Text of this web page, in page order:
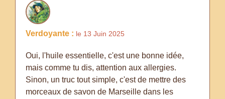
Verdoyante : le 13 Juin 2025
Oui, l'huile essentielle, c'est une bonne idée,
mais comme tu dis, attention aux allergies.
Sinon, un truc tout simple, c'est de mettre des
morceaux de savon de Marseille dans les